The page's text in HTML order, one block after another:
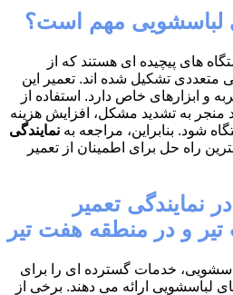
لباسشویی مهم است؟
های پیچیده ای هستند که از
متعددی تشکیل شده اند. تعمیر این
و ابزارهای خاص دارد. استفاده از
منجر به تشدید مشکل، افزایش هزینه
شود. بنابراین، مراجعه به نمایندگی
راه حل برای اطمینان از تعمیر
نمایندگی تعمیر
و در منطقه هفت تیر
خدمات گسترده ای را برای
لباسشویی ارائه می دهند. برخی از